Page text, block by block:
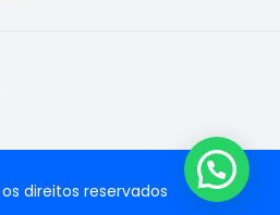
direitos reservados